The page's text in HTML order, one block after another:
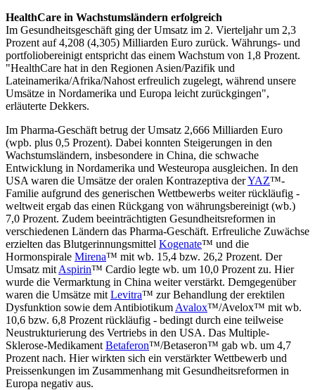
HealthCare in Wachstumsländern erfolgreich
Im Gesundheitsgeschäft ging der Umsatz im 2. Vierteljahr um 2,3
Prozent auf 4,208 (4,305) Milliarden Euro zurück. Währungs- und
portfoliobereinigt entspricht das einem Wachstum von 1,8 Prozent.
"HealthCare hat in den Regionen Asien/Pazifik und
Lateinamerika/Afrika/Nahost erfreulich zugelegt, während unsere
Umsätze in Nordamerika und Europa leicht zurückgingen",
erläuterte Dekkers.
Im Pharma-Geschäft betrug der Umsatz 2,666 Milliarden Euro
(wpb. plus 0,5 Prozent). Dabei konnten Steigerungen in den
Wachstumsländern, insbesondere in China, die schwache
Entwicklung in Nordamerika und Westeuropa ausgleichen. In den
USA waren die Umsätze der oralen Kontrazeptiva derYAZ™-
Familie aufgrund des generischen Wettbewerbs weiter rückläufig -
weltweit ergab das einen Rückgang von währungsbereinigt (wb.)
7,0 Prozent. Zudem beeinträchtigten Gesundheitsreformen in
verschiedenen Ländern das Pharma-Geschäft. Erfreuliche Zuwächse
erzielten das Blutgerinnungsmittel Kogenate™ und die
Hormonspirale Mirena™ mit wb. 15,4 bzw. 26,2 Prozent. Der
Umsatz mit Aspirin™ Cardio legte wb. um 10,0 Prozent zu. Hier
wurde die Vermarktung in China weiter verstärkt. Demgegenüber
waren die Umsätze mit Levitra™ zur Behandlung der erektilen
Dysfunktion sowie dem Antibiotikum Avalox™/Avelox™ mit wb.
10,6 bzw. 6,8 Prozent rückläufig - bedingt durch eine teilweise
Neustrukturierung des Vertriebs in den USA. Das Multiple-
Sklerose-Medikament Betaferon™/Betaseron™ gab wb. um 4,7
Prozent nach. Hier wirkten sich ein verstärkter Wettbewerb und
Preissenkungen im Zusammenhang mit Gesundheitsreformen in
Europa negativ aus.